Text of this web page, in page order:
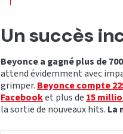
Un succès
Beyonce a gagné plus de
attend évidemment avec
grimper. Beyonce compte
Facebooket plus de 15
la sortie de nouveaux hits. La